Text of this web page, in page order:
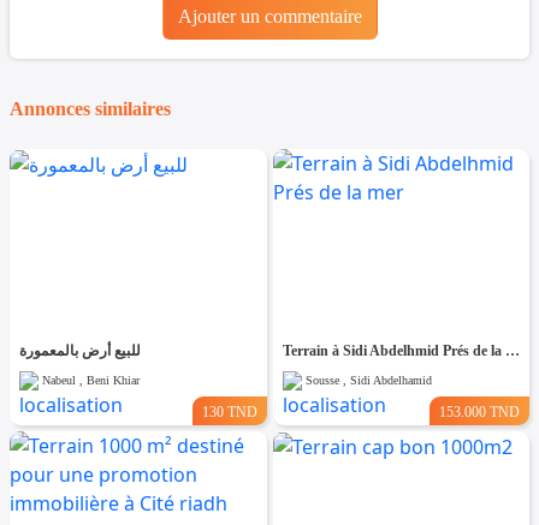
Ajouter un commentaire
Annonces similaires
للبيع أرض بالمعمورة
Nabeul , Beni Khiar
130 TND
Terrain à Sidi Abdelhmid Prés de la mer
Sousse , Sidi Abdelhamid
153.000 TND